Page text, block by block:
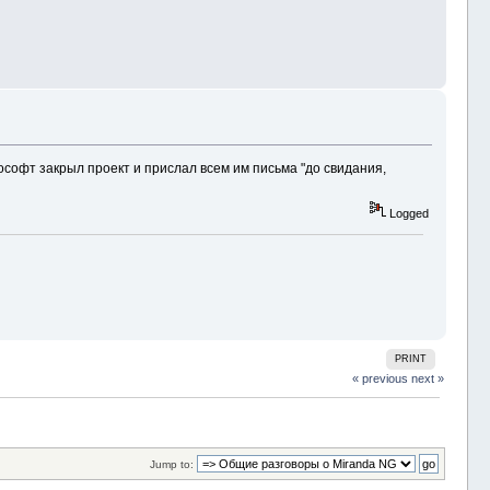
закрыл проект и прислал всем им письма "до свидания,
Logged
PRINT
« previous next »
Jump to: